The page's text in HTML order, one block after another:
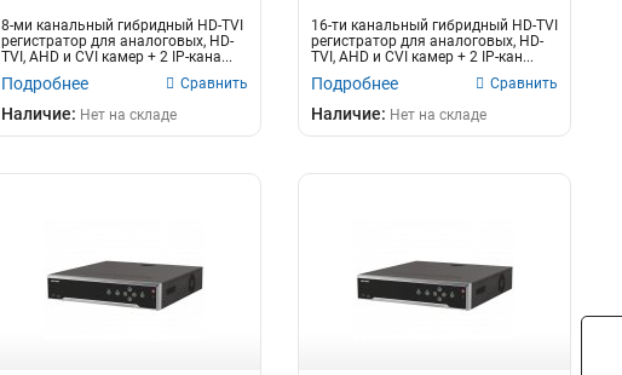
8-ми канальный гибридный HD-TVI
регистратор для аналоговых, HD-
TVI, AHD и CVI камер + 2 IP-кана...
Подробнее Сравнить
Наличие: Нет на складе
16-ти канальный гибридный HD-TVI
регистратор для аналоговых, HD-
TVI, AHD и CVI камер + 2 IP-кан...
Подробнее Сравнить
Наличие: Нет на складе